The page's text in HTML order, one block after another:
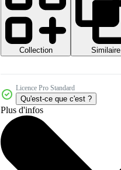
Collection
Similaire
Licence Pro Standard
Qu'est-ce que c'est ?
Plus d'infos